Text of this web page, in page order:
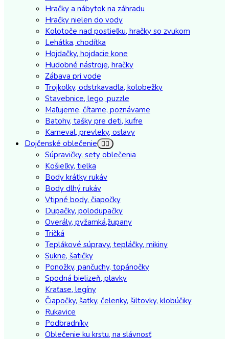
Hračky a nábytok na záhradu
Hračky nielen do vody
Kolotoče nad postieľku, hračky so zvukom
Lehátka, chodítka
Hojdačky, hojdacie kone
Hudobné nástroje, hračky
Zábava pri vode
Trojkolky, odstrkavadla, kolobežky
Stavebnice, lego, puzzle
Maľujeme, čítame, poznávame
Batohy, tašky pre deti, kufre
Karneval, prevleky, oslavy
Dojčenské oblečenie
Súpravičky, sety oblečenia
Košieľky, tielka
Body krátky rukáv
Body dlhý rukáv
Vtipné body, čiapočky
Dupačky, polodupačky
Overály, pyžamká,župany
Tričká
Teplákové súpravy, tepláčky, mikiny
Sukne, šatičky
Ponožky, pančuchy, topánočky
Spodná bielizeň, plavky
Kraťase, legíny
Čiapočky, šatky, čelenky, šiltovky, klobúčiky
Rukavice
Podbradníky
Oblečenie ku krstu, na slávnosť